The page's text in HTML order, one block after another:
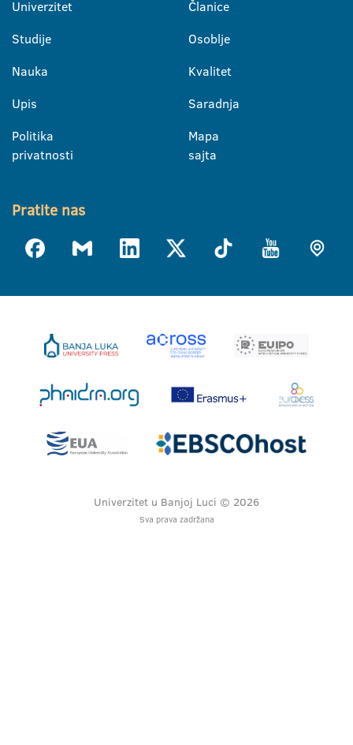
Univerzitet
Studije
Nauka
Upis
Politika
privatnosti
Članice
Osoblje
Kvalitet
Saradnja
Mapa
sajta
Pratite nas
Univerzitet u Banjoj Luci © 2026
Sva prava zadržana